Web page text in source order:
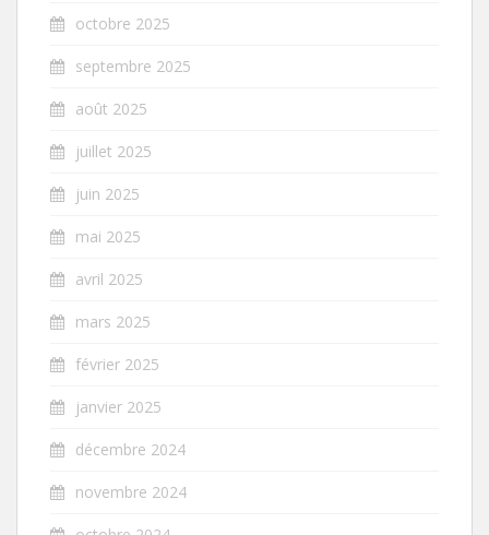
octobre 2025
septembre 2025
août 2025
juillet 2025
juin 2025
mai 2025
avril 2025
mars 2025
février 2025
janvier 2025
décembre 2024
novembre 2024